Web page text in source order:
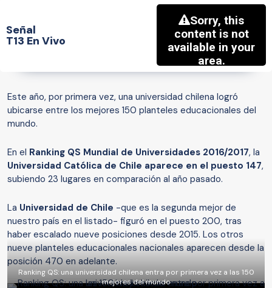
Señal
T13 En Vivo
Este año, por primera vez, una universidad chilena logró
ubicarse entre los mejores 150 planteles educacionales del
mundo.
En el Ranking QS Mundial de Universidades 2016/2017, la
Universidad Católica de Chile aparece en el puesto 147,
subiendo 23 lugares en comparación al año pasado.
La Universidad de Chile -que es la segunda mejor de
nuestro país en el listado- figuró en el puesto 200, tras
haber escalado nueve posiciones desde 2015. Los otros
nueve planteles educacionales nacionales aparecen desde la
posición 470 en adelante.
Ranking QS: una universidad chilena entra por primera vez a las 150
mejores del mundo